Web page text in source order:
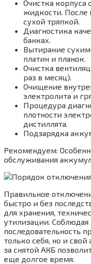
Очистка корпуса
жидкости. После
сухой тряпкой.
Диагностика
банках.
Вытирание
платин и планок.
Очистка
раз в месяц).
Очищение
электролита и
Процедура
плотности
дистиллята.
Подзарядка
Рекомендуем:
обслуживания
Правильное
быстро и без
для хранения,
утилизации. Соблюдая
последовательность
только себя, но и
за снятой АКБ
еще долгое время.